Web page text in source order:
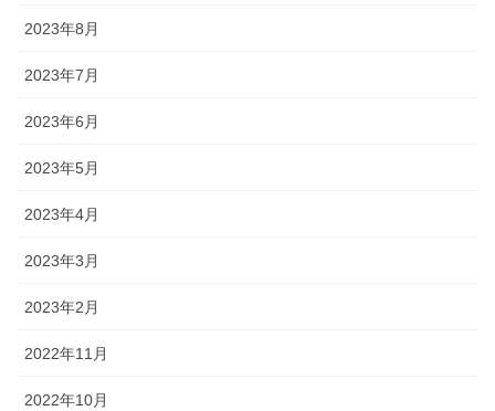
2023年8月
2023年7月
2023年6月
2023年5月
2023年4月
2023年3月
2023年2月
2022年11月
2022年10月